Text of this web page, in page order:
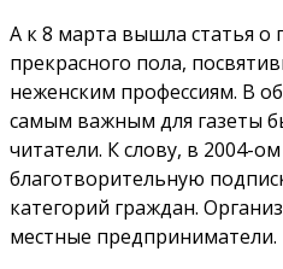
А к 8 марта вышла статья о
прекрасного пола,
неженским профессиям. В
самым важным для газеты
читатели. К слову, в 2004-
благотворительную
категорий граждан.
местные предприниматели.